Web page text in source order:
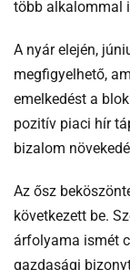
több alkalommal
A nyár elején,
megfigyelhető,
emelkedést a
pozitív piaci hír
bizalom
Az ősz
következett be.
árfolyama ismét
gazdasági